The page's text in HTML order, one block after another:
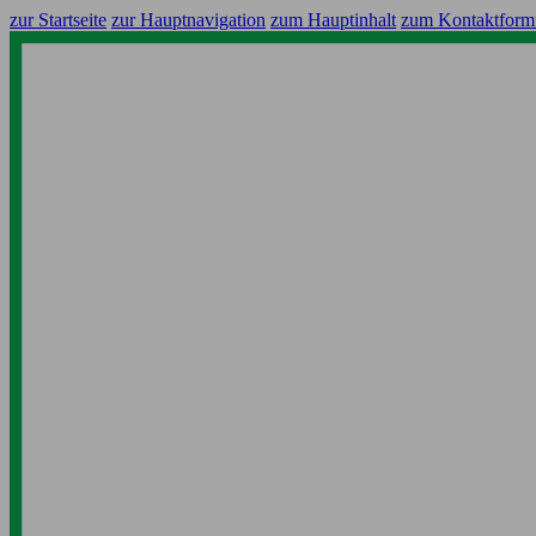
zur Startseite zur Hauptnavigation zum Hauptinhalt zum